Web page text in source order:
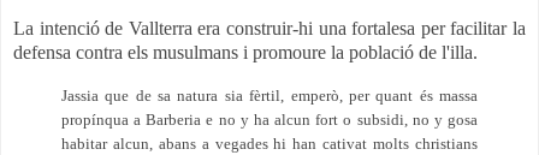
La intenció de Vallterra era construir-hi una fortalesa per facilitar la
defensa contra els musulmans i promoure la població de l'illa.
Jassia que de sa natura sia fèrtil, emperò, per quant és massa
propínqua a Barberia e no y ha alcun fort o subsidi, no y gosa
habitar alcun, abans a vegades hi han cativat molts christians